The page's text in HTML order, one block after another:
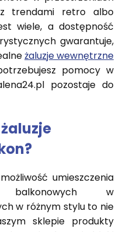
z trendami retro albo
wiele, a dostępność
gwarantuje,
żaluzje wewnętrzne
pomocy w
pozostaje do
umieszczenia
balkonowych w
w różnym stylu to nie
sklepie produkty